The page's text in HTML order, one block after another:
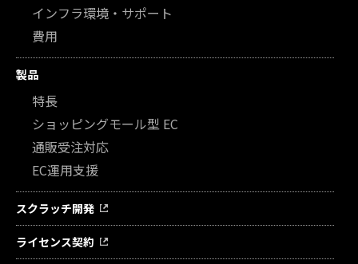
インフラ環境・サポート
費用
製品
特長
ショッピングモール型 EC
通販受注対応
EC運用支援
スクラッチ開発
ライセンス契約